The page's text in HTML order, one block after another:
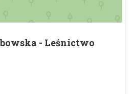
- Leśnictwo